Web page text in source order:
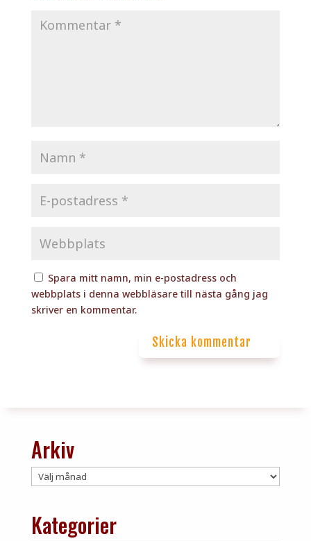
Spara mitt namn, min e-postadress och
webbplats i denna webbläsare till nästa gång jag
skriver en kommentar.
Skicka kommentar
Arkiv
Arkiv
Kategorier